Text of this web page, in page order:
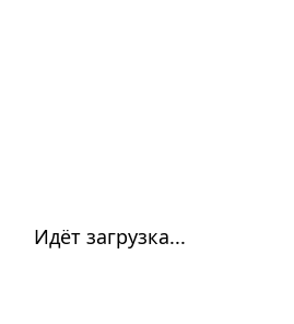
Идёт загрузка...